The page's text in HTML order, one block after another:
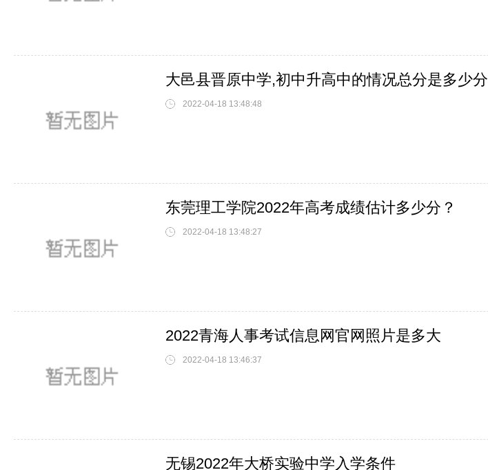
大邑县晋原中学,初中升高中的情况总分是多少分
2022-04-18 13:48:48
东莞理工学院2022年高考成绩估计多少分？
2022-04-18 13:48:27
2022青海人事考试信息网官网照片是多大
2022-04-18 13:46:37
无锡2022年大桥实验中学入学条件